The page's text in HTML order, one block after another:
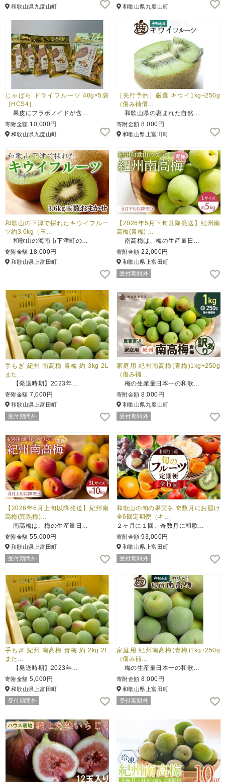
和歌山県九度山町 和歌山県九度山町
じゃばら ドライフルーツ 40g×5袋
［HCS4］
果皮にフラボノイドが含…
寄附金額 10,000円
和歌山県九度山町
［先行予約］厳選 キウイ1kg+250g
（傷み補償…
和歌山県の恵まれた自然…
寄附金額 8,000円
和歌山県上富田町
和歌山の下津で採れたキウイフルー
ツ約3.6kg（玉…
和歌山の海南市下津町の…
寄附金額 18,000円
和歌山県上富田町
【2026年5月下旬以降発送】紀州南
高梅(青梅) …
南高梅は、梅の生産量日…
寄附金額 22,000円
和歌山県上富田町
受付期間外
手もぎ 紀州 南高梅 青梅 約 3kg 2L
また…
【発送時期】2023年…
寄附金額 7,000円
和歌山県上富田町
受付期間外
家庭用 紀州南高梅(青梅)1kg+250g
（傷み補…
梅の生産量日本一の和歌…
寄附金額 8,000円
和歌山県九度山町
受付期間外
【2026年6月上旬以降発送】紀州南
高梅(完熟梅)…
南高梅は、梅の生産量日…
寄附金額 55,000円
和歌山県上富田町
受付期間外
和歌山の旬の果実を 奇数月にお届け
全6回定期便（キ…
２ヶ月に１回、奇数月に和歌…
寄附金額 93,000円
和歌山県上富田町
受付期間外
手もぎ 紀州 南高梅 青梅 約 2kg 2L
また…
【発送時期】2023年…
寄附金額 5,000円
和歌山県上富田町
受付期間外
家庭用 紀州南高梅(青梅)1kg+250g
（傷み補…
梅の生産量日本一の和歌…
寄附金額 8,000円
和歌山県上富田町
受付期間外